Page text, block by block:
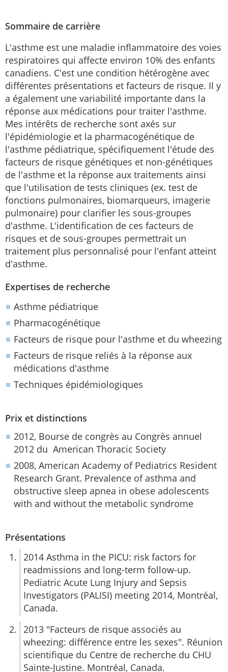
Sommaire de carrière
L'asthme est une maladie inflammatoire des voies
respiratoires qui affecte environ 10% des enfants
canadiens. C'est une condition hétérogène avec
différentes présentations et facteurs de risque. Il y
a également une variabilité importante dans la
réponse aux médications pour traiter l'asthme.
Mes intérêts de recherche sont axés sur
l'épidémiologie et la pharmacogénétique de
l'asthme pédiatrique, spécifiquement l'étude des
facteurs de risque génétiques et non-génétiques
de l'asthme et la réponse aux traitements ainsi
que l'utilisation de tests cliniques (ex. test de
fonctions pulmonaires, biomarqueurs, imagerie
pulmonaire) pour clarifier les sous-groupes
d'asthme. L'identification de ces facteurs de
risques et de sous-groupes permettrait un
traitement plus personnalisé pour l'enfant atteint
d'asthme.
Expertises de recherche
Asthme pédiatrique
Pharmacogénétique
Facteurs de risque pour l'asthme et du wheezing
Facteurs de risque reliés à la réponse aux
médications d'asthme
Techniques épidémiologiques
Prix et distinctions
2012, Bourse de congrès au Congrès annuel
2012 du American Thoracic Society
2008, American Academy of Pediatrics Resident
Research Grant. Prevalence of asthma and
obstructive sleep apnea in obese adolescents
with and without the metabolic syndrome
Présentations
2014 Asthma in the PICU: risk factors for
readmissions and long-term follow-up.
Pediatric Acute Lung Injury and Sepsis
Investigators (PALISI) meeting 2014, Montréal,
Canada.
2013 "Facteurs de risque associés au
wheezing: différence entre les sexes". Réunion
scientifique du Centre de recherche du CHU
Sainte-Justine. Montréal, Canada.